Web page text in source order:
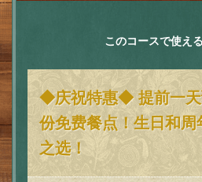
このコースで使え
◆庆祝特惠◆ 提前一天
份免费餐点！生日和周
之选！